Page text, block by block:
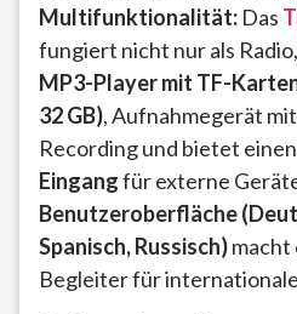
Multifunktionalität: Das
fungiert nicht nur als
MP3-Player mit TF-
32 GB), Aufnahmegerät
Recording und bietet einen
Eingangfür externe
Benutzeroberfläche
Spanisch, Russisch)macht
Begleiter für